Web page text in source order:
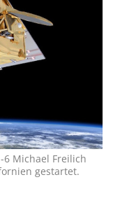
6 Michael Freilich
gestartet.